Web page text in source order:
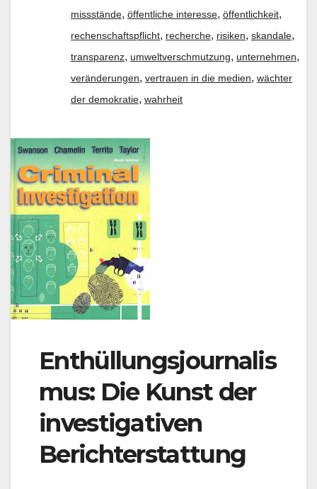
missstände, öffentliche interesse, öffentlichkeit,
rechenschaftspflicht, recherche, risiken, skandale,
transparenz, umweltverschmutzung, unternehmen,
veränderungen, vertrauen in die medien, wächter
der demokratie, wahrheit
Enthüllungsjournalis
mus: Die Kunst der
investigativen
Berichterstattung